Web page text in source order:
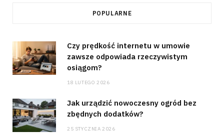
POPULARNE
Czy prędkość internetu w umowie
zawsze odpowiada rzeczywistym
osiągom?
18 LUTEGO 2026
Jak urządzić nowoczesny ogród bez
zbędnych dodatków?
25 STYCZNIA 2026